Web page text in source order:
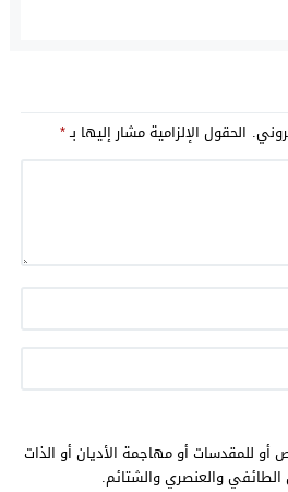
الحقول الإلزامية مشار إليها بـ*
أو للمقدسات أو مهاجمة الأديان أو الذات
الطائفي والعنصري والشتائم.